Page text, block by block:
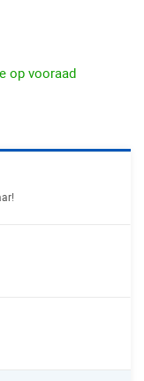
op vooraad